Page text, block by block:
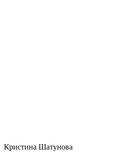
Кристина Шатунова